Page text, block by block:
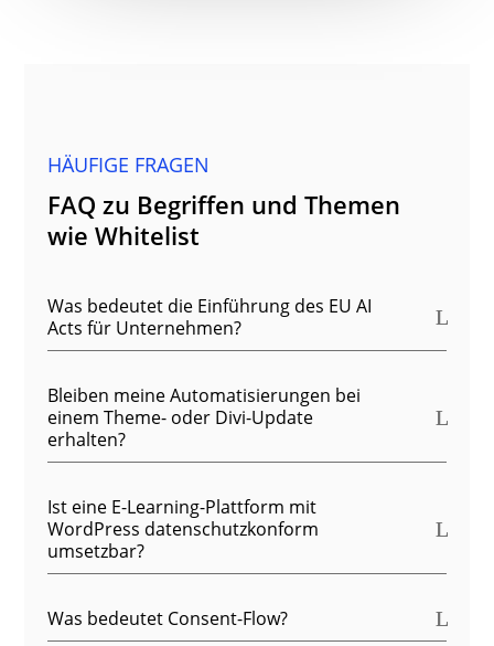
HÄUFIGE FRAGEN
FAQ zu Begriffen und Themen
wie Whitelist
Was bedeutet die Einführung des EU AI
Acts für Unternehmen?
Bleiben meine Automatisierungen bei
einem Theme- oder Divi-Update
erhalten?
Ist eine E-Learning-Plattform mit
WordPress datenschutzkonform
umsetzbar?
Was bedeutet Consent-Flow?